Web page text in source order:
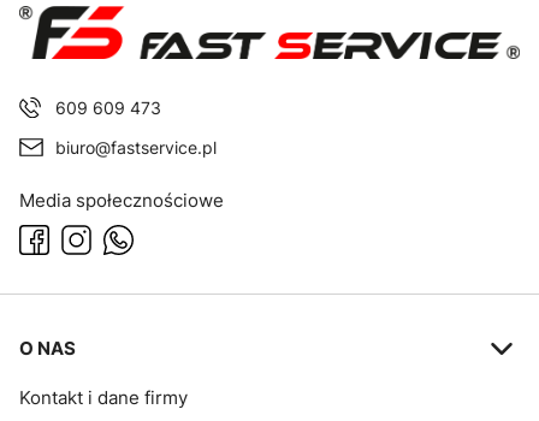
609 609 473
biuro@fastservice.pl
Media społecznościowe
Linki w stopce
O NAS
Kontakt i dane firmy